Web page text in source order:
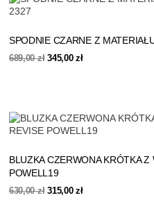
SPODNIE CZARNE Z
689,00zł Pierwotna
345,00złAktualna
BLUZKA CZERWONA KRÓTKA
POWELL19
630,00zł Pierwotna
315,00złAktualna